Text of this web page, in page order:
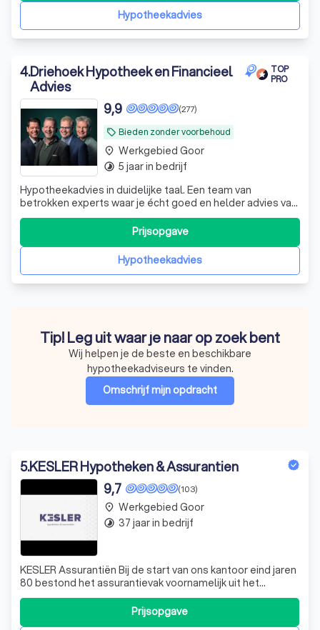
Hypotheekadvies
4.Driehoek Hypotheek en Financieel
Advies
TOP
PRO
local_offer Bieden zonder voorbehoud
(277)
9,9
Hypotheekadvies in duidelijke taal. Een team van
betrokken experts waar je écht goed en helder advies van
krijgt, die voor je door het vuur gaat en die antwoord geeft
op al jouw hypotheekvragen.
Hypotheekadvies
Prijsopgave
place Werkgebied Goor
timelapse 5 jaar in bedrijf
Tip! Leg uit waar je naar op zoek bent
Wij helpen je de beste en beschikbare
hypotheekadviseurs te vinden.
Omschrijf mijn opdracht
5.KESLER Hypotheken & Assurantien
(103)
9,7
KESLER Assurantiën Bij de start van ons kantoor eind jaren
80 bestond het assurantievak voornamelijk uit het
aanbieden, regelen en verzorgen van verzekeringen. Wij
begrepen echter al snel dat onze relaties behoefte
hadden aan een tussenpersoon die meer voor hen kon
Prijsopgave
place Werkgebied Goor
timelapse 37 jaar in bedrijf